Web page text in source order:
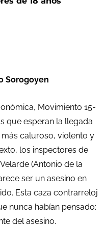
Sorogoyen
Movimiento 15-
que esperan la llegada
caluroso, violento y
los inspectores de
(Antonio de la
ser un asesino en
Esta caza contrarreloj
nunca habían pensado:
del asesino.